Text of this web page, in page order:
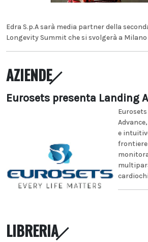
Edra S.p.A sarà media partner della
Longevity Summit che si svolgerà a Milano
AZIENDE
Eurosets presenta Landing
e
frontiere
LIBRERIA